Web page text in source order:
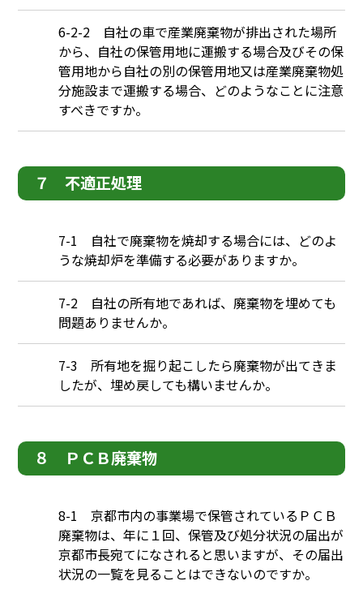
6-2-2 自社の車で産業廃棄物が排出された場所
から、自社の保管用地に運搬する場合及びその保
管用地から自社の別の保管用地又は産業廃棄物処
分施設まで運搬する場合、どのようなことに注意
すべきですか。
７ 不適正処理
7-1 自社で廃棄物を焼却する場合には、どのよ
うな焼却炉を準備する必要がありますか。
7-2 自社の所有地であれば、廃棄物を埋めても
問題ありませんか。
7-3 所有地を掘り起こしたら廃棄物が出てきま
したが、埋め戻しても構いませんか。
８ ＰＣＢ廃棄物
8-1 京都市内の事業場で保管されているＰＣＢ
廃棄物は、年に１回、保管及び処分状況の届出が
京都市長宛てになされると思いますが、その届出
状況の一覧を見ることはできないのですか。